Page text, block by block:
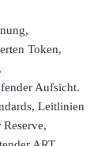
Token,
Aufsicht.
Leitlinien